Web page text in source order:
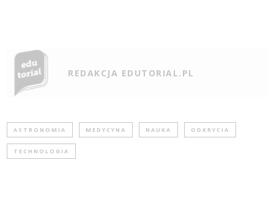
REDAKCJA EDUTORIAL.PL
ASTRONOMIA MEDYCYNA NAUKA ODKRYCIA
TECHNOLOGIA